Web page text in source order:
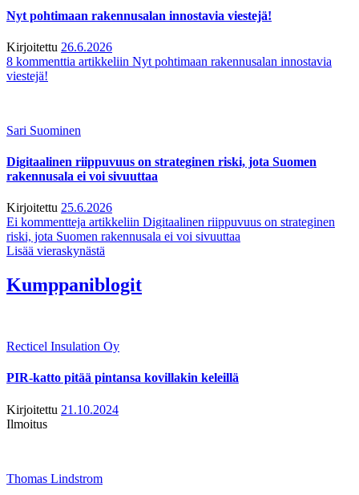
Nyt pohtimaan rakennusalan innostavia viestejä!
Kirjoitettu 26.6.2026
8 kommenttia artikkeliin Nyt pohtimaan rakennusalan innostavia
viestejä!
Sari Suominen
Digitaalinen riippuvuus on strateginen riski, jota Suomen
rakennusala ei voi sivuuttaa
Kirjoitettu 25.6.2026
Ei kommentteja artikkeliin Digitaalinen riippuvuus on strateginen
riski, jota Suomen rakennusala ei voi sivuuttaa
Lisää vieraskynästä
Kumppaniblogit
Recticel Insulation Oy
PIR-katto pitää pintansa kovillakin keleillä
Kirjoitettu 21.10.2024
Ilmoitus
Thomas Lindstrom